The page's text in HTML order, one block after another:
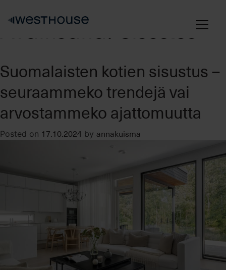
Avainsana: Sisustus
Suomalaisten kotien sisustus –
seuraammeko trendejä vai
arvostammeko ajattomuutta
Posted on 17.10.2024 by annakuisma